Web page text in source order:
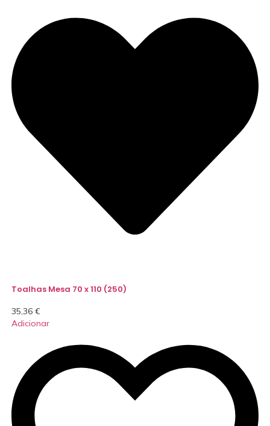
Toalhas Mesa 70 x 110 (250)
35,36 €
Adicionar